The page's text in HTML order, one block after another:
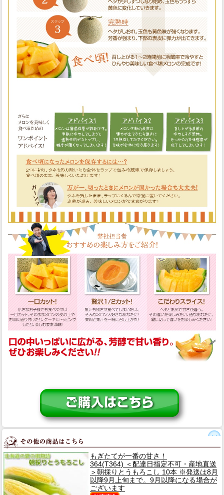
もぎたてが一番の甘さ！
364(T364) ＜配達日指定不可・産地直送
＞朝採りとうもろこし 10本 ※発送は8月
以降9月上旬まで。9月以降になる場合が
ございます